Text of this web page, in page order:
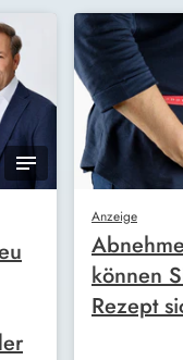
Anzeige
können
Rezept